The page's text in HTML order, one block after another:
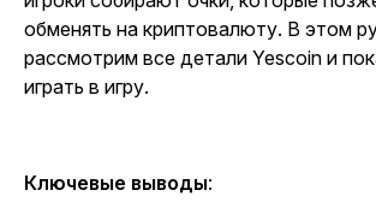
обменять на криптовалюту. В этом
рассмотрим все детали Yescoin и
играть в игру.
Ключевые выводы: